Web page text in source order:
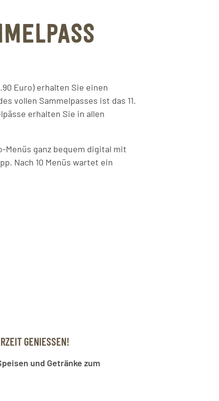
Euro) erhalten Sie einen
vollen Sammelpasses ist das 11.
erhalten Sie in allen
Menüs ganz bequem digital mit
Nach 10 Menüs wartet ein
GENIESSEN!
und Getränke zum